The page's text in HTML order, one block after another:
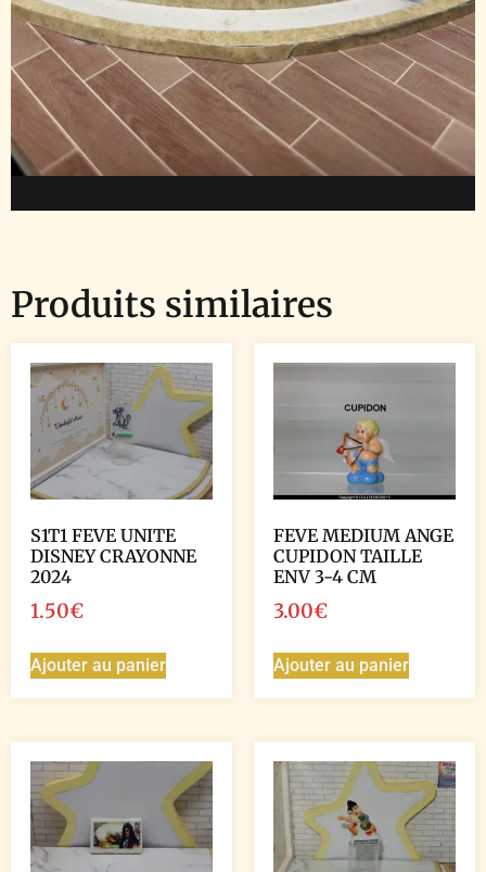
Produits similaires
S1T1 FEVE UNITE
DISNEY CRAYONNE
2024
1.50€
Ajouter au panier
FEVE MEDIUM ANGE
CUPIDON TAILLE
ENV 3-4 CM
3.00€
Ajouter au panier